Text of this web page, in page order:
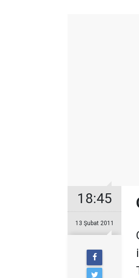
18:45
13 Şubat 2011